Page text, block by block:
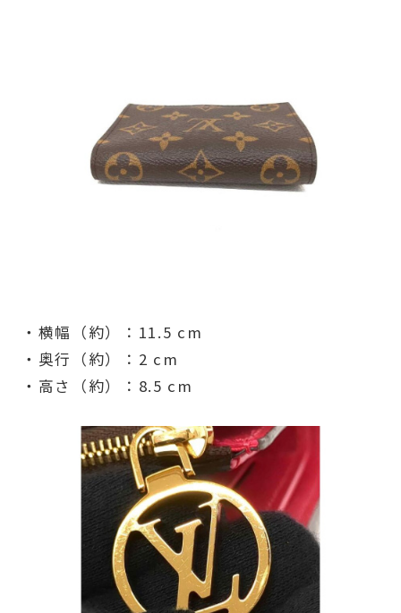
・横幅（約）：11.5 cm
・奥行（約）：2 cm
・高さ（約）：8.5 cm